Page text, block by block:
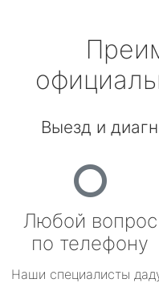
Выезд и
Любой вопрос
по телефону
Наши специалисты